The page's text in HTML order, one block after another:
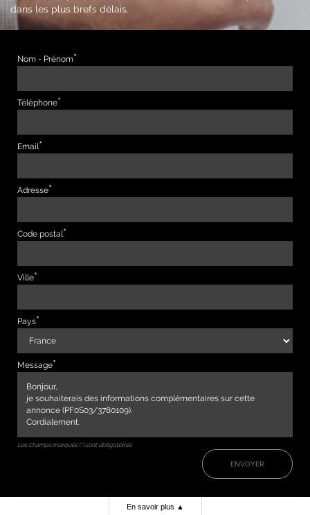
dans les plus brefs délais.
Nom - Prénom
Téléphone
Email
Adresse
Code postal
Ville
Pays
Message
Les champs marqués (*) sont obligatoires
ENVOYER
En savoir plus ▲